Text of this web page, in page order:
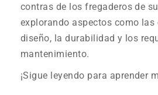
contras de los fregaderos de
explorando aspectos como las
diseño, la durabilidad y los
mantenimiento.
¡Sigue leyendo para aprender